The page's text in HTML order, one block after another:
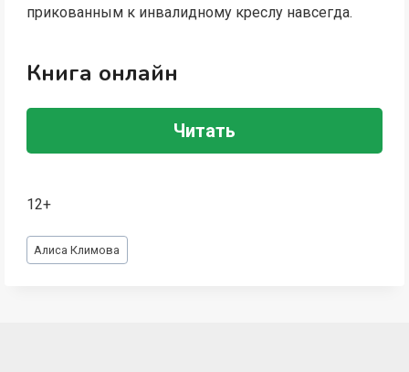
прикованным к инвалидному креслу навсегда.
Книга онлайн
Читать
12+
Метки
записи:
Алиса Климова